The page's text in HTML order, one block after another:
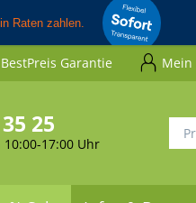
Garantie Mein
25
17:00 Uhr